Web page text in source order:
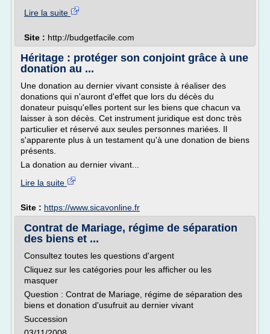
Lire la suite
Site : http://budgetfacile.com
Héritage : protéger son conjoint grâce à une
donation au ...
Une donation au dernier vivant consiste à réaliser des
donations qui n'auront d'effet que lors du décès du
donateur puisqu'elles portent sur les biens que chacun va
laisser à son décès. Cet instrument juridique est donc très
particulier et réservé aux seules personnes mariées. Il
s'apparente plus à un testament qu'à une donation de biens
présents.
La donation au dernier vivant...
Lire la suite
Site : https://www.sicavonline.fr
Contrat de Mariage, régime de séparation
des biens et ...
Consultez toutes les questions d'argent
Cliquez sur les catégories pour les afficher ou les
masquer
Question : Contrat de Mariage, régime de séparation des
biens et donation d'usufruit au dernier vivant
Succession